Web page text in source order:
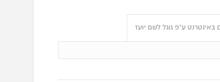
באינטרנט ע"פ גוגל לשם יועז